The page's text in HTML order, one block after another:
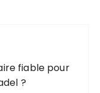
fiable pour
?